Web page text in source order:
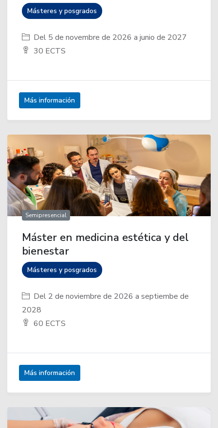
Másteres y posgrados
Del 5 de novembre de 2026 a junio de 2027
30 ECTS
Más información
Semipresencial
Máster en medicina estética y del
bienestar
Másteres y posgrados
Del 2 de noviembre de 2026 a septiembe de
2028
60 ECTS
Más información